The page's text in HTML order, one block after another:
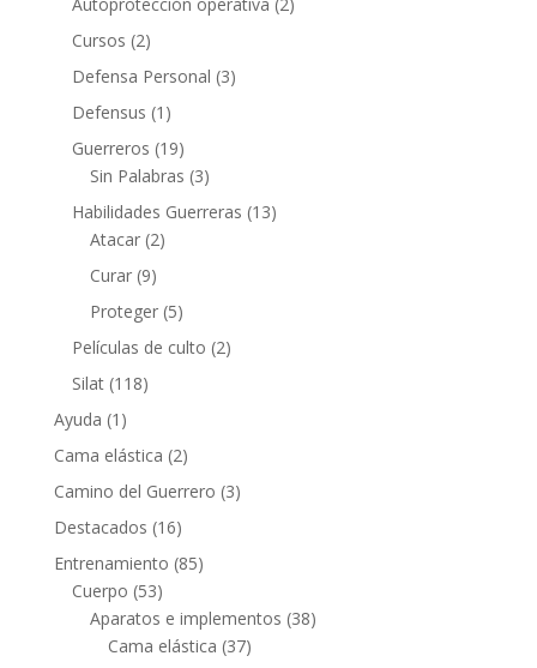
Cursos (2)
Defensa Personal (3)
Defensus (1)
Guerreros (19)
Sin Palabras (3)
Habilidades Guerreras (13)
Atacar(2)
Curar(9)
Proteger(5)
Películas de culto (2)
Silat(118)
Ayuda (1)
Cama elástica (2)
Camino del Guerrero (3)
Destacados (16)
Entrenamiento (85)
Cuerpo (53)
Aparatos e implementos (38)
Cama elástica (37)